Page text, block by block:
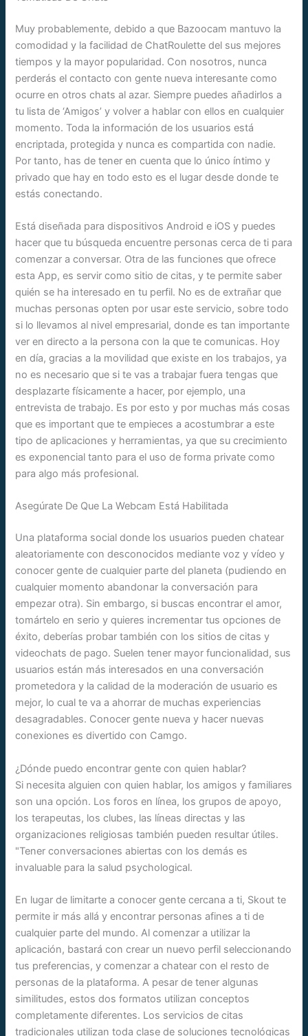
Muy probablemente, debido a que Bazoocam mantuvo la
comodidad y la facilidad de ChatRoulette del sus mejores
tiempos y la mayor popularidad. Con nosotros, nunca
perderás el contacto con gente nueva interesante como
ocurre en otros chats al azar. Siempre puedes añadirlos a
tu lista de ‘Amigos’ y volver a hablar con ellos en cualquier
momento. Toda la información de los usuarios está
encriptada, protegida y nunca es compartida con nadie.
Por tanto, has de tener en cuenta que lo único íntimo y
privado que hay en todo esto es el lugar desde donde te
estás conectando.
Está diseñada para dispositivos Android e iOS y puedes
hacer que tu búsqueda encuentre personas cerca de ti para
comenzar a conversar. Otra de las funciones que ofrece
esta App, es servir como sitio de citas, y te permite saber
quién se ha interesado en tu perfil. No es de extrañar que
muchas personas opten por usar este servicio, sobre todo
si lo llevamos al nivel empresarial, donde es tan importante
ver en directo a la persona con la que te comunicas. Hoy
en día, gracias a la movilidad que existe en los trabajos, ya
no es necesario que si te vas a trabajar fuera tengas que
desplazarte físicamente a hacer, por ejemplo, una
entrevista de trabajo. Es por esto y por muchas más cosas
que es important que te empieces a acostumbrar a este
tipo de aplicaciones y herramientas, ya que su crecimiento
es exponencial tanto para el uso de forma private como
para algo más profesional.
Asegúrate De Que La Webcam Está Habilitada
Una plataforma social donde los usuarios pueden chatear
aleatoriamente con desconocidos mediante voz y vídeo y
conocer gente de cualquier parte del planeta (pudiendo en
cualquier momento abandonar la conversación para
empezar otra). Sin embargo, si buscas encontrar el amor,
tomártelo en serio y quieres incrementar tus opciones de
éxito, deberías probar también con los sitios de citas y
videochats de pago. Suelen tener mayor funcionalidad, sus
usuarios están más interesados en una conversación
prometedora y la calidad de la moderación de usuario es
mejor, lo cual te va a ahorrar de muchas experiencias
desagradables. Conocer gente nueva y hacer nuevas
conexiones es divertido con Camgo.
¿Dónde puedo encontrar gente con quien hablar?
Si necesita alguien con quien hablar, los amigos y familiares
son una opción. Los foros en línea, los grupos de apoyo,
los terapeutas, los clubes, las líneas directas y las
organizaciones religiosas también pueden resultar útiles.
"Tener conversaciones abiertas con los demás es
invaluable para la salud psychological.
En lugar de limitarte a conocer gente cercana a ti, Skout te
permite ir más allá y encontrar personas afines a ti de
cualquier parte del mundo. Al comenzar a utilizar la
aplicación, bastará con crear un nuevo perfil seleccionando
tus preferencias, y comenzar a chatear con el resto de
personas de la plataforma. A pesar de tener algunas
similitudes, estos dos formatos utilizan conceptos
completamente diferentes. Los servicios de citas
tradicionales utilizan toda clase de soluciones tecnológicas